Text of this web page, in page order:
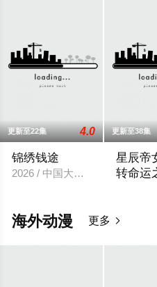
更新至22集 4.0
锦绣钱途
2026 / 中国大陆 / 国产动漫
更新至38集
星辰帝
转命运
海外动漫 更多 